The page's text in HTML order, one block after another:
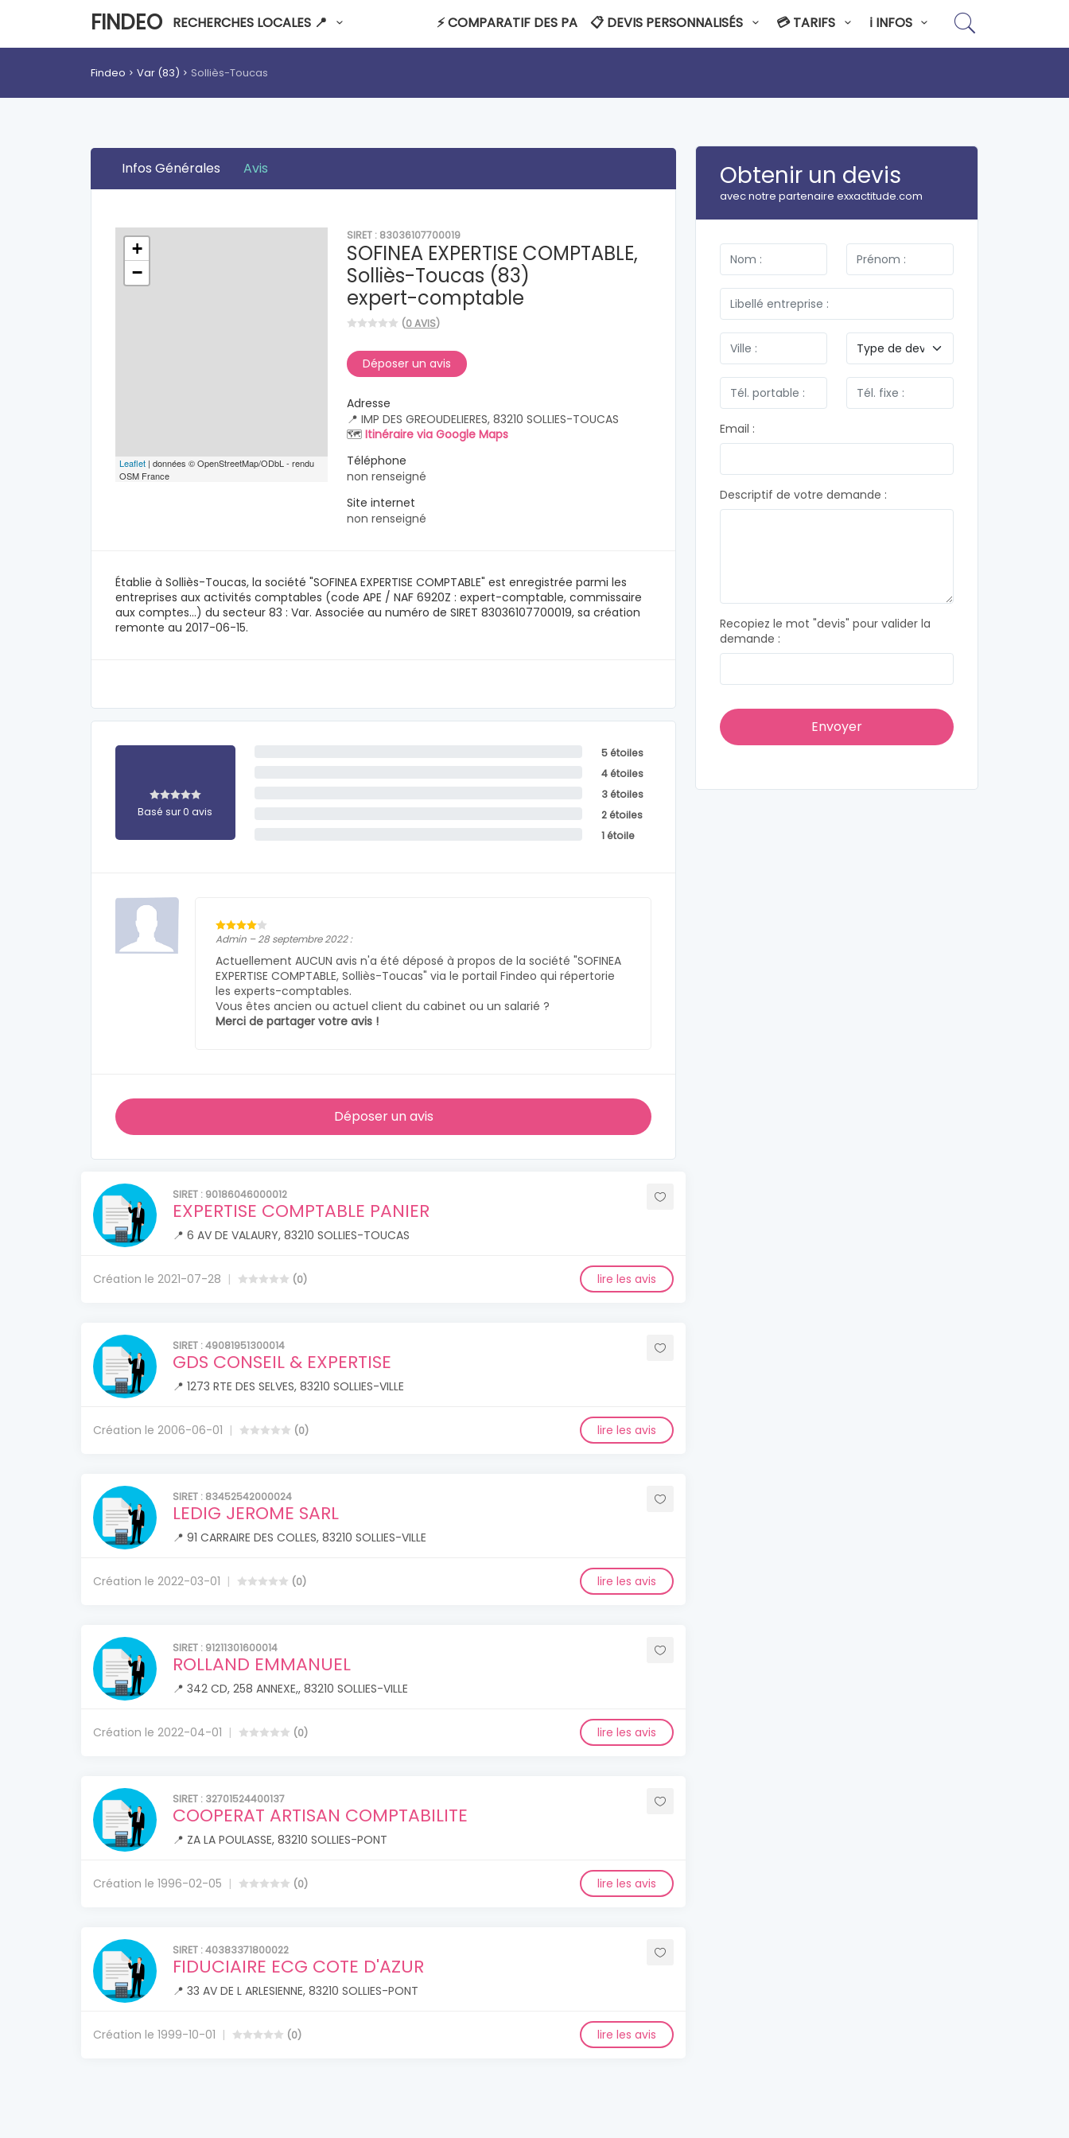
FINDEO RECHERCHES LOCALES 📍 ℹ️ INFOS
💳 TARIFS
📋 DEVIS PERSONNALISÉS
⚡ COMPARATIF DES PA
Findeo Var (83) Solliès-Toucas
Infos Générales Avis
+
−
Leaflet | données © OpenStreetMap/ODbL - rendu
OSM France
SIRET : 83036107700019
SOFINEA EXPERTISE COMPTABLE,
Solliès-Toucas (83)
expert-comptable
(0 AVIS)
Déposer un avis
Adresse
📍 IMP DES GREOUDELIERES, 83210 SOLLIES-TOUCAS
🗺️ Itinéraire via Google Maps
Téléphone
non renseigné
Site internet
non renseigné
Établie à Solliès-Toucas, la société "SOFINEA EXPERTISE COMPTABLE" est enregistrée parmi les
entreprises aux activités comptables (code APE / NAF 6920Z : expert-comptable, commissaire
aux comptes...) du secteur 83 : Var. Associée au numéro de SIRET 83036107700019, sa création
remonte au 2017-06-15.
Basé sur 0 avis
5 étoiles
4 étoiles
3 étoiles
2 étoiles
1 étoile
Admin – 28 septembre 2022 :
Actuellement AUCUN avis n'a été déposé à propos de la société "SOFINEA
EXPERTISE COMPTABLE, Solliès-Toucas" via le portail Findeo qui répertorie
les experts-comptables.
Vous êtes ancien ou actuel client du cabinet ou un salarié ?
Merci de partager votre avis !
Déposer un avis
SIRET : 90186046000012
EXPERTISE COMPTABLE PANIER
📍 6 AV DE VALAURY, 83210 SOLLIES-TOUCAS
Création le 2021-07-28 (0) lire les avis
SIRET : 49081951300014
GDS CONSEIL & EXPERTISE
📍 1273 RTE DES SELVES, 83210 SOLLIES-VILLE
Création le 2006-06-01 (0) lire les avis
SIRET : 83452542000024
LEDIG JEROME SARL
📍 91 CARRAIRE DES COLLES, 83210 SOLLIES-VILLE
Création le 2022-03-01 (0) lire les avis
SIRET : 91211301600014
ROLLAND EMMANUEL
📍 342 CD, 258 ANNEXE,, 83210 SOLLIES-VILLE
Création le 2022-04-01 (0) lire les avis
SIRET : 32701524400137
COOPERAT ARTISAN COMPTABILITE
📍 ZA LA POULASSE, 83210 SOLLIES-PONT
Création le 1996-02-05 (0) lire les avis
SIRET : 40383371800022
FIDUCIAIRE ECG COTE D'AZUR
📍 33 AV DE L ARLESIENNE, 83210 SOLLIES-PONT
Création le 1999-10-01 (0) lire les avis
Obtenir un devis
avec notre partenaire exxactitude.com
Email :
Descriptif de votre demande :
Recopiez le mot "devis" pour valider la
demande :